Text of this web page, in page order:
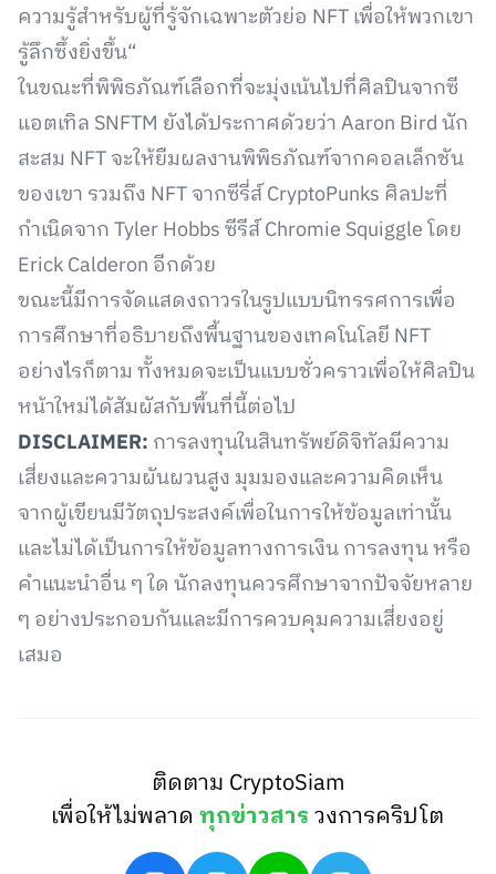
ความรู้สำหรับผู้ที่รู้จักเฉพาะตัวย่อ NFT เพื่อให้พวกเขา
รู้ลึกซึ้งยิ่งขึ้น“
ในขณะที่พิพิธภัณฑ์เลือกที่จะมุ่งเน้นไปที่ศิลปินจากซี
แอตเทิล SNFTM ยังได้ประกาศด้วยว่า Aaron Bird นัก
สะสม NFT จะให้ยืมผลงานพิพิธภัณฑ์จากคอลเล็กชัน
ของเขา รวมถึง NFT จากซีรี่ส์ CryptoPunks ศิลปะที่
กำเนิดจาก Tyler Hobbs ซีรีส์ Chromie Squiggle โดย
Erick Calderon อีกด้วย
ขณะนี้มีการจัดแสดงถาวรในรูปแบบนิทรรศการเพื่อ
การศึกษาที่อธิบายถึงพื้นฐานของเทคโนโลยี NFT
อย่างไรก็ตาม ทั้งหมดจะเป็นแบบชั่วคราวเพื่อให้ศิลปิน
หน้าใหม่ได้สัมผัสกับพื้นที่นี้ต่อไป
DISCLAIMER: การลงทุนในสินทรัพย์ดิจิทัลมีความ
เสี่ยงและความผันผวนสูง มุมมองและความคิดเห็น
จากผู้เขียนมีวัตถุประสงค์เพื่อในการให้ข้อมูลเท่านั้น
และไม่ได้เป็นการให้ข้อมูลทางการเงิน การลงทุน หรือ
คำแนะนำอื่น ๆ ใด นักลงทุนควรศึกษาจากปัจจัยหลาย
ๆ อย่างประกอบกันและมีการควบคุมความเสี่ยงอยู่
เสมอ
ติดตาม CryptoSiam
เพื่อให้ไม่พลาดทุกข่าวสารวงการคริปโต